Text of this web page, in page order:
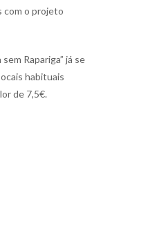
com o projeto
Rapariga” já se
habituais
de 7,5€.